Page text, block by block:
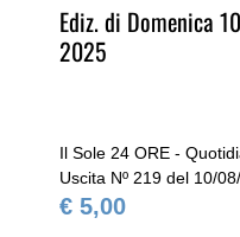
Ediz. di Domenica
2025
Il Sole 24 ORE -
Uscita Nº 219 del 10/
€ 5,00